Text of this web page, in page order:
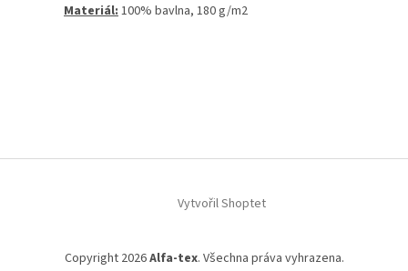
Materiál:100% bavlna, 180 g/m2
Vytvořil Shoptet
Copyright 2026Alfa-tex. Všechna práva vyhrazena.